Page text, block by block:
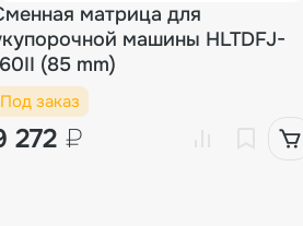
матрица для
машины HLTDFJ-
(85 mm)
Под заказ
272 ₽